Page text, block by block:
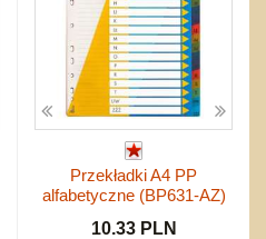
Przekładki A4 PP
alfabetyczne (BP631-AZ)
10.33 PLN